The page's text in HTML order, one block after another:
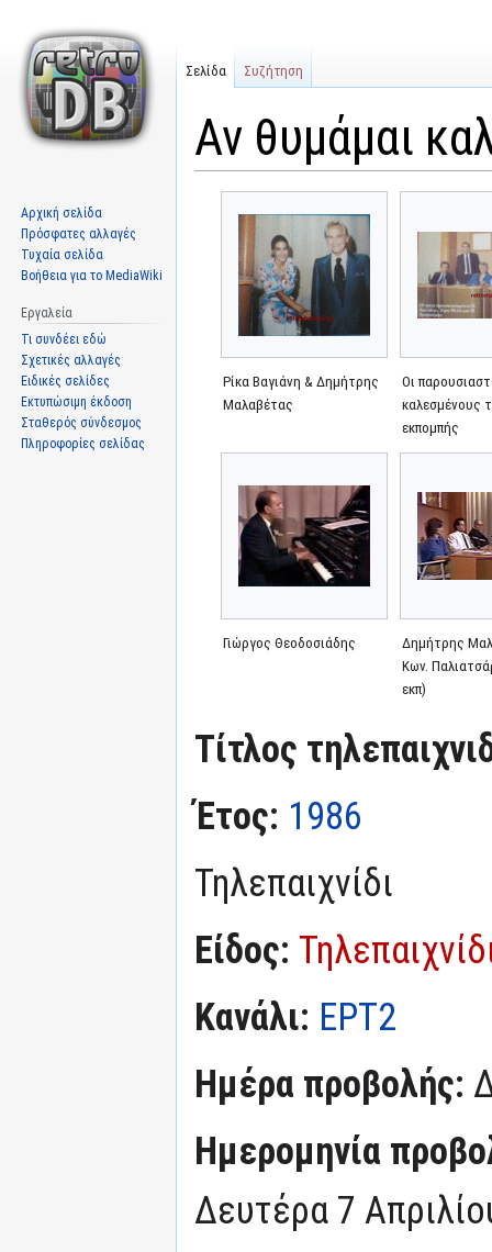
Αν θυμάμαι
πλοήγηση
αναζήτηση
Ρίκα Βαγιάνη & Δημήτρης
Μαλαβέτας
Οι
καλεσμένους
εκπομπής
Γιώργος Θεοδοσιάδης
Δημήτρης
Κων.
εκπ)
Τίτλος
Έτος: 1986
Τηλεπαιχνίδι
Είδος:
Κανάλι: ΕΡΤ2
Ημέρα προβολής:
Ημερομηνία
Δευτέρα 7
Σελίδα Συζήτηση
Αρχική σελίδα
Πρόσφατες αλλαγές
Τυχαία σελίδα
Βοήθεια για το MediaWiki
Εργαλεία
Τι συνδέει εδώ
Σχετικές αλλαγές
Ειδικές σελίδες
Εκτυπώσιμη έκδοση
Σταθερός σύνδεσμος
Πληροφορίες σελίδας